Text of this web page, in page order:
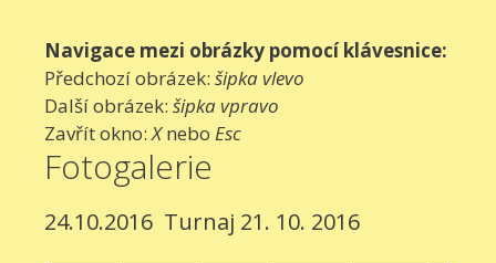
Navigace mezi obrázky pomocí klávesnice:
Předchozí obrázek: šipka vlevo
Další obrázek: šipka vpravo
Zavřít okno:Xnebo Esc
Fotogalerie
24.10.2016 Turnaj 21. 10. 2016